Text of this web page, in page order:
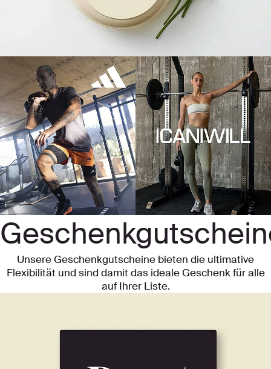
Unsere Geschenkgutscheine bieten die ultimative
Flexibilität und sind damit das ideale Geschenk für alle
auf Ihrer Liste.